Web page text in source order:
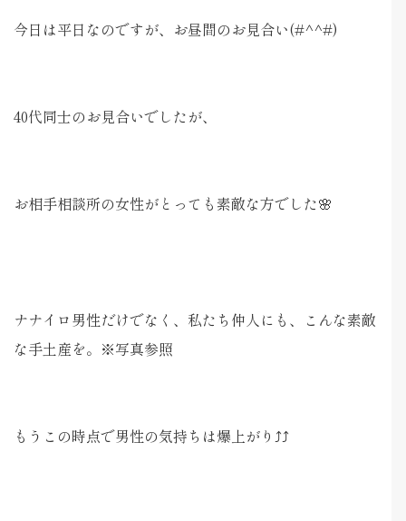
今日は平日なのですが、お昼間のお見合い(#^^#)
40代同士のお見合いでしたが、
お相手相談所の女性がとっても素敵な方でした🌸
ナナイロ男性だけでなく、私たち仲人にも、こんな素敵
な手土産を。※写真参照
もうこの時点で男性の気持ちは爆上がり⤴⤴